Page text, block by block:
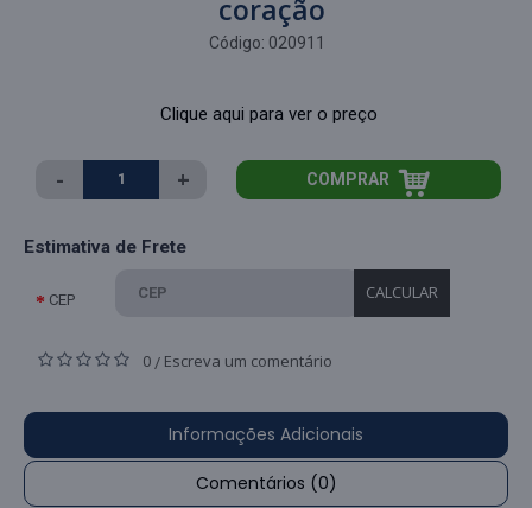
coração
Código: 020911
Clique aqui para ver o preço
- + COMPRAR
Estimativa de Frete
CEP CALCULAR
0 / Escreva um comentário
Informações Adicionais
Comentários (0)